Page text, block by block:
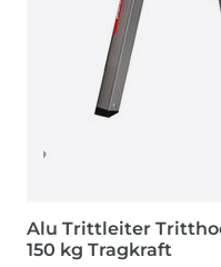
Alu Trittleiter
150 kg Tragkraft